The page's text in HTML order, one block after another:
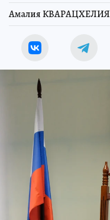
Амалия КВАРАЦХЕЛИЯ